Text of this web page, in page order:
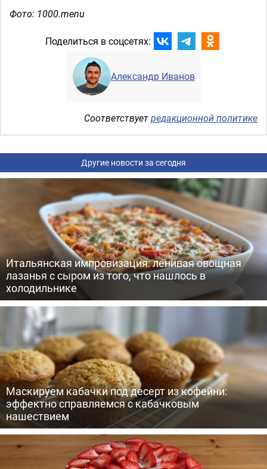
Фото: 1000.menu
Поделиться в соцсетях:
Александр Иванов
Соответствуетредакционной политике
Другие новости за сегодня
Итальянская импровизация: ленивая овощная
лазанья с сыром из того, что нашлось в
холодильнике
Маскируем кабачки под десерт из кофейни:
эффектно справляемся с кабачковым
нашествием